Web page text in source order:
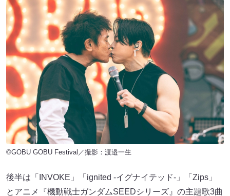
©GOBU GOBU Festival／撮影：渡邉一生
後半は「INVOKE」「ignited -イグナイテッド-」「Zips」
とアニメ『機動戦士ガンダムSEEDシリーズ』の主題歌3曲